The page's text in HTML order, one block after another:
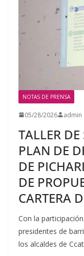
NOTAS DE PRENSA
05/28/2026 admin
TALLER
PLAN DE
DE
DE
CARTERA
Con la
presidentes de
los alcaldes de